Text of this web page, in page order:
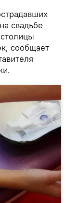
свадьбе
сообщает